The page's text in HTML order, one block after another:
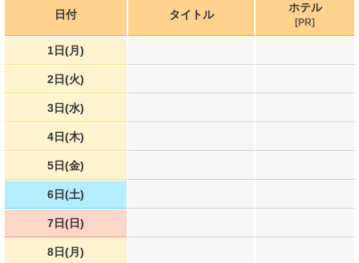
日付 タイトル
ホテル
[PR]
1日(月)
2日(火)
3日(水)
4日(木)
5日(金)
6日(土)
7日(日)
8日(月)